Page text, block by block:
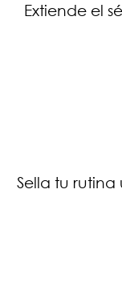
Extiende el
Sella tu